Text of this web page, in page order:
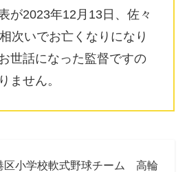
が2023年12月13日、佐々
次いでお亡くなりになり
世話になった監督ですの
ません。
区小学校軟式野球チーム 高輪